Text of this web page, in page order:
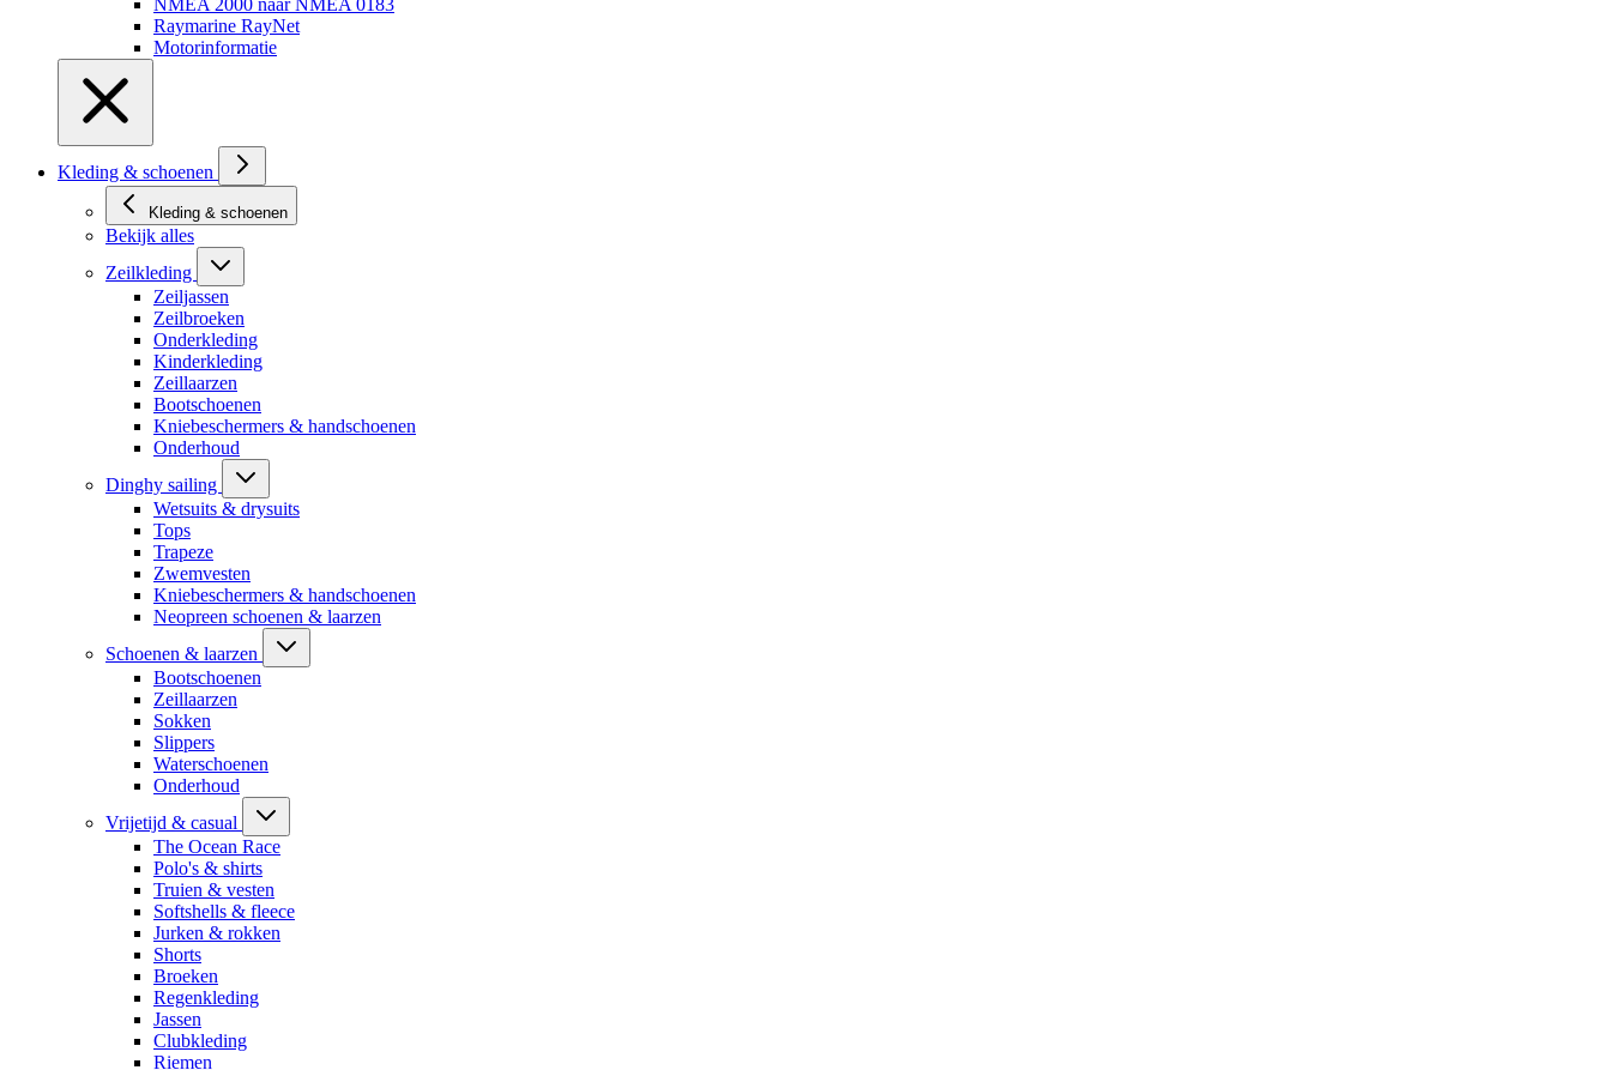
NMEA 2000 naar NMEA 0183
Raymarine RayNet
Motorinformatie
Kleding & schoenen
Kleding & schoenen
Bekijk alles
Zeilkleding
Zeiljassen
Zeilbroeken
Onderkleding
Kinderkleding
Zeillaarzen
Bootschoenen
Kniebeschermers & handschoenen
Onderhoud
Dinghy sailing
Wetsuits & drysuits
Tops
Trapeze
Zwemvesten
Kniebeschermers & handschoenen
Neopreen schoenen & laarzen
Schoenen & laarzen
Bootschoenen
Zeillaarzen
Sokken
Slippers
Waterschoenen
Onderhoud
Vrijetijd & casual
The Ocean Race
Polo's & shirts
Truien & vesten
Softshells & fleece
Jurken & rokken
Shorts
Broeken
Regenkleding
Jassen
Clubkleding
Riemen